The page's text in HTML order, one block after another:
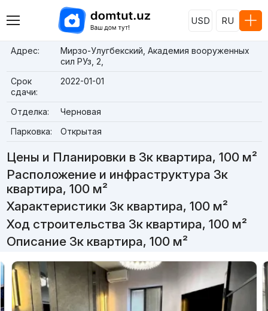
USD RU
Адрес:
Мирзо-Улугбекский, Академия вооруженных
сил РУз, 2,
Срок
сдачи:
2022-01-01
Отделка:
Черновая
Парковка:
Открытая
Цены и Планировки в 3к квартира, 100 м²
Расположение и инфраструктура 3к
квартира, 100 м²
Характеристики 3к квартира, 100 м²
Ход строительства 3к квартира, 100 м²
Описание 3к квартира, 100 м²